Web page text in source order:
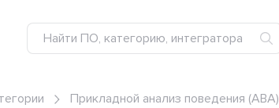
Прикладной анализ поведения (ABA)